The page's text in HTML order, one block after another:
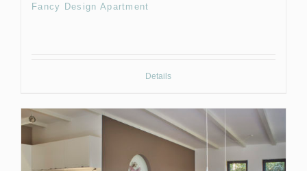
Fancy Design Apartment
Details